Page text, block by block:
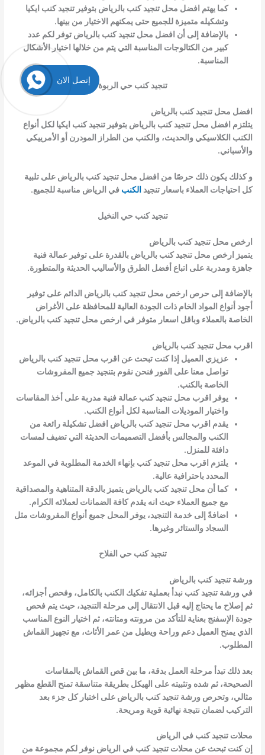
كما يهتم افضل محل تنجيد كنب بالرياض بتوفير تنجيد كنب ايكيا
وتشكيله متميزة للجميع حتى يمكنهم الاختيار من بينها.
بالإضافة إلى أن افضل محل تنجيد كنب بالرياض توفر لكم عدد
كبير من الكتالوجات المناسبة التي يتم من خلالها اختيار الأشكال
المناسبة.
تنجيد كنب حي الربوة
افضل محل تنجيد كنب بالرياض
يتلتزم افضل محل تنجيد كنب بالرياض بتوفير تنجيد كنب ايكيا لكل أنواع
الكنب الكلاسيكي والحديث، والكنب من الطراز المودرن أو الأمرييكي
والأسباني.
و كذلك يكون ذلك حرصًا من افضل محل تنجيد كنب بالرياض على تلبية
كل احتياجات العملاء باسعار تنجيد الكنب في الرياض مناسبة للجميع.
تنجيد كنب حي النخيل
ارخص محل تنجيد كنب بالرياض
يتميز ارخص محل تنجيد كنب بالرياض بالقدرة على توفير عمالة فنية
جاهزة ومدربة على اتباع أفضل الطرق والأساليب الحديثة والمتطورة.
بالإضافة إلى حرص ارخص محل تنجيد كنب بالرياض الدائم على توفير
أجود أنواع المواد الخام ذات الجودة العالية للمحافظة على الأغراض
الخاصة بالعملاء وباقل اسعار متوفر في ارخص محل تنجيد كنب بالرياض.
اقرب محل تنجيد كنب بالرياض
عزيزي العميل إذا كنت تبحث عن اقرب محل تنجيد كنب بالرياض
تواصل معنا على الفور فنحن نقوم بتنجيد جميع المفروشات
الخاصة بالكنب.
يوفر اقرب محل تنجيد كنب عمالة فنية مدربة على أخذ المقاسات
واختيار الموديلات المناسبة لكل أنواع الكنب.
يقدم اقرب محل تنجيد كنب بالرياض افضل تشكيلة رائعة من
الكنب والمجالس بأفضل التصميمات الحديثة التي تضيف لمسات
دافئة للمنزل.
يلتزم اقرب محل تنجيد كنب بإنهاء الخدمة المطلوبة في الموعد
المحدد باحترافية عالية.
كما أن محل تنجيد كنب بالرياض يتميز بالدقة المتناهية والمصداقية
مع جميع العملاء حيث انه يقدم كافة الضمانات لعملائه الكرام.
اضافةً إلى خدمة التنجيد، يوفر المحل جميع أنواع المفروشات مثل
السجاد والستائر وغيرها.
تنجيد كنب حي الفلاح
ورشة تنجيد كنب بالرياض
في ورشة تنجيد كنب نبدأ بعملية تفكيك الكنب بالكامل، وفحص أجزائه،
ثم إصلاح ما يحتاج إليه قبل الانتقال إلى مرحلة التنجيد، حيث يتم فحص
جودة الإسفنج بعناية للتأكد من مرونته ومتانته، ثم اختيار النوع المناسب
الذي يمنح العميل دعم وراحة ويطيل من عمر الأثاث، مع تجهيز القماش
المطلوب.
بعد ذلك تبدأ مرحلة العمل بدقة، ما بين قص القماش بالمقاسات
الصحيحة، ثم شده وتثبيته على الهيكل بطريقة متناسقة تمنح القطع مظهر
مثالي، وتحرص ورشة تنجيد كنب بالرياض على اختبار كل جزء بعد
التركيب لضمان نتيجة نهائية قوية ومريحة.
محلات تنجيد كنب في الرياض
إن كنت تبحث عن محلات تنجيد كنب في الرياض نوفر لكم مجموعة من
إتصل الان